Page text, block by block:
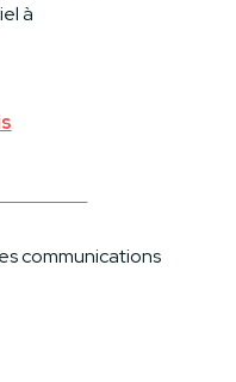
à
communications